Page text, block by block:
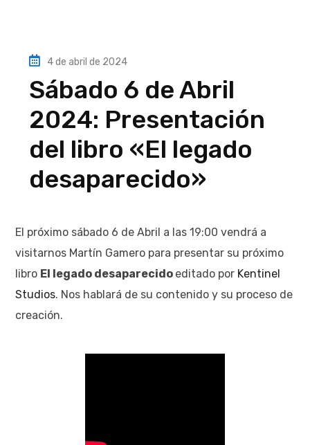
4 de abril de 2024
Sábado 6 de Abril
2024: Presentación
del libro «El legado
desaparecido»
El próximo sábado 6 de Abril a las 19:00 vendrá a
visitarnos Martín Gamero para presentar su próximo
libro El legado desaparecido editado por Kentinel
Studios. Nos hablará de su contenido y su proceso de
creación.